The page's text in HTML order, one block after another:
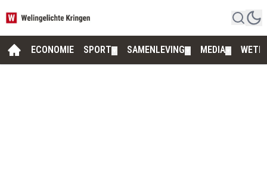
ECONOMIE SPORT SAMENLEVING MEDIA